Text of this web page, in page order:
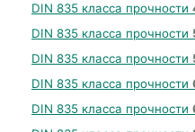
DIN 835 класса прочности
DIN 835 класса прочности
DIN 835 класса прочности
DIN 835 класса прочности
DIN 835 класса прочности